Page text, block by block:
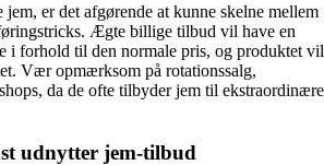
er det afgørende at kunne skelne mellem
Ægte billige tilbud vil have en
i forhold til den normale pris, og produktet vil
Vær opmærksom på rotationssalg,
da de ofte tilbyder jem til ekstraordinære
udnytter jem-tilbud